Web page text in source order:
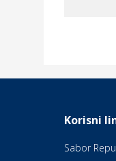
Korisni
Sabor